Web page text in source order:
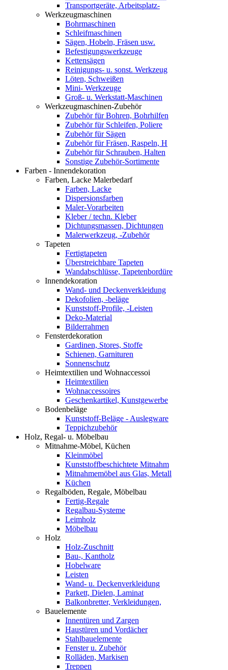
Transportgeräte, Arbeitsplatz-
Werkzeugmaschinen
Bohrmaschinen
Schleifmaschinen
Sägen, Hobeln, Fräsen usw.
Befestigungswerkzeuge
Kettensägen
Reinigungs- u. sonst. Werkzeug
Löten, Schweißen
Mini- Werkzeuge
Groß- u. Werkstatt-Maschinen
Werkzeugmaschinen-Zubehör
Zubehör für Bohren, Bohrhilfen
Zubehör für Schleifen, Poliere
Zubehör für Sägen
Zubehör für Fräsen, Raspeln, H
Zubehör für Schrauben, Halten
Sonstige Zubehör-Sortimente
Farben - Innendekoration
Farben, Lacke Malerbedarf
Farben, Lacke
Dispersionsfarben
Maler-Vorarbeiten
Kleber / techn. Kleber
Dichtungsmassen, Dichtungen
Malerwerkzeug, -Zubehör
Tapeten
Fertigtapeten
Überstreichbare Tapeten
Wandabschlüsse, Tapetenbordüre
Innendekoration
Wand- und Deckenverkleidung
Dekofolien, -beläge
Kunststoff-Profile, -Leisten
Deko-Material
Bilderrahmen
Fensterdekoration
Gardinen, Stores, Stoffe
Schienen, Garnituren
Sonnenschutz
Heimtextilien und Wohnaccessoi
Heimtextilien
Wohnaccessoires
Geschenkartikel, Kunstgewerbe
Bodenbeläge
Kunststoff-Beläge - Auslegware
Teppichzubehör
Holz, Regal- u. Möbelbau
Mitnahme-Möbel, Küchen
Kleinmöbel
Kunststoffbeschichtete Mitnahm
Mitnahmemöbel aus Glas, Metall
Küchen
Regalböden, Regale, Möbelbau
Fertig-Regale
Regalbau-Systeme
Leimholz
Möbelbau
Holz
Holz-Zuschnitt
Bau-, Kantholz
Hobelware
Leisten
Wand- u. Deckenverkleidung
Parkett, Dielen, Laminat
Balkonbretter, Verkleidungen,
Bauelemente
Innentüren und Zargen
Haustüren und Vordächer
Stahlbauelemente
Fenster u. Zubehör
Rolläden, Markisen
Treppen